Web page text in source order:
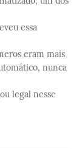
essa
eram mais
nunca
legal nesse